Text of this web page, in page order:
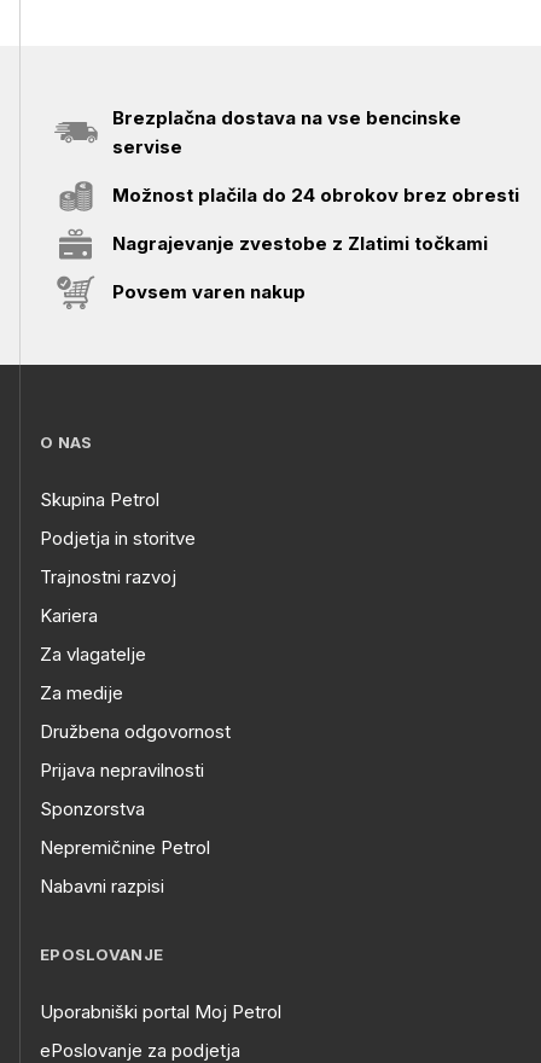
Brezplačna dostava na vse bencinske
servise
Možnost plačila do 24 obrokov brez obresti
Nagrajevanje zvestobe z Zlatimi točkami
Povsem varen nakup
O NAS
Skupina Petrol
Podjetja in storitve
Trajnostni razvoj
Kariera
Za vlagatelje
Za medije
Družbena odgovornost
Prijava nepravilnosti
Sponzorstva
Nepremičnine Petrol
Nabavni razpisi
EPOSLOVANJE
Uporabniški portal Moj Petrol
ePoslovanje za podjetja